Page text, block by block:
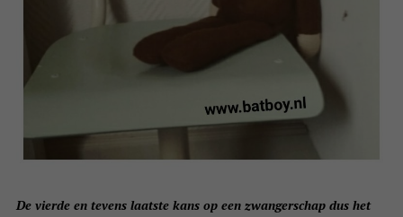
De vierde en tevens laatste kans op een zwangerschap dus het